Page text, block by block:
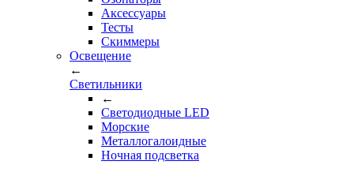
Аксессуары
Тесты
Cкиммеры
Освещение
←
Светильники
←
Cветодиодные LED
Морские
Металлогалоидные
Ночная подсветка